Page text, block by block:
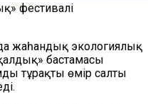
фестивалі
жаһандық экологиялық
бастамасы
тұрақты өмір салты